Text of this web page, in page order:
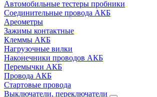
Автомобильные тестеры пробники
Соединительные провода АКБ
Ареометры
Зажимы контактные
Клеммы АКБ
Нагрузочные вилки
Наконечники проводов АКБ
Перемычки АКБ
Провода АКБ
Стартовые провода
Выключатели, переключатели